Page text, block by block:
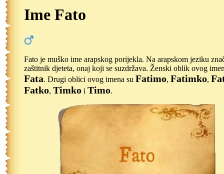
Ime Fato
Fato je muško ime arapskog porijekla. Na arapskom jeziku
zaštitnik djeteta, onaj koji se suzdržava. Ženski oblik ovog
Fata. Drugi oblici ovog imena su Fatimo, Fatimko,
Fatko, Timko i Timo.